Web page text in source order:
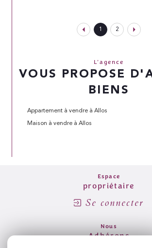
1 2
L'agence
VOUS PROPOSE
BIENS
Appartement à vendre à Allos
Maison à vendre à Allos
Espace
propriétaire
Se connecter
Nous
Adhérons